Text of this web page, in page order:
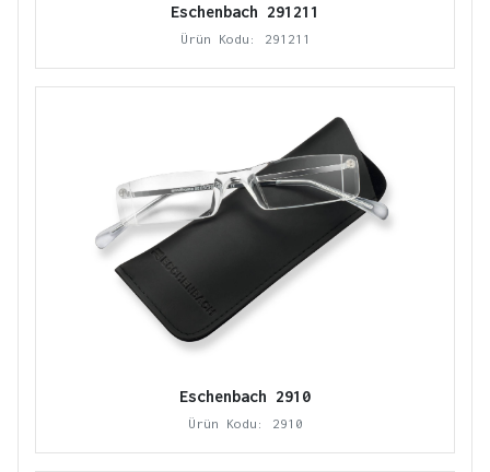
Eschenbach 291211
Ürün Kodu: 291211
Eschenbach 2910
Ürün Kodu: 2910